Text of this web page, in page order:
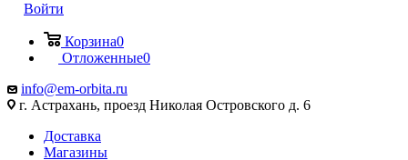
Войти
Корзина0
Отложенные0
info@em-orbita.ru
г. Астрахань, проезд Николая Островского д. 6
Доставка
Магазины